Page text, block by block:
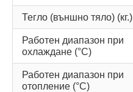
Тегло (външно тяло) (кг.)
Работен диапазон при
охлаждане (°C)
Работен диапазон при
отопление (°C)